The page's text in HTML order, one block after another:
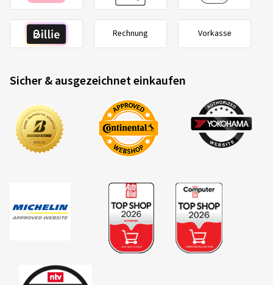
Ø Durchschnittliche Jahresfahrleistung:7000 km
Fahrzeugtyp:
Rechnung Vorkasse
Sicher & ausgezeichnet einkaufen